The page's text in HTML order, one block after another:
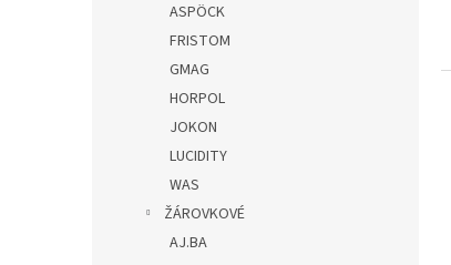
ASPÖCK
FRISTOM
GMAG
HORPOL
JOKON
LUCIDITY
WAS
ŽÁROVKOVÉ
AJ.BA